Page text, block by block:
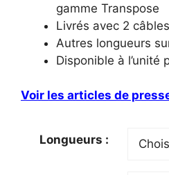
gamme Transpose
Livrés avec 2
Autres longueurs
Disponible à l’unité
Voir les articles de
Longueurs :